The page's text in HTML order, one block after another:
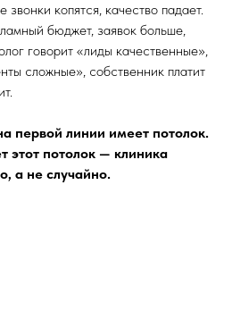
копятся, качество падает.
бюджет, заявок больше,
говорит «лиды качественные»,
сложные», собственник платит
первой линии имеет потолок.
этот потолок — клиника
а не случайно.